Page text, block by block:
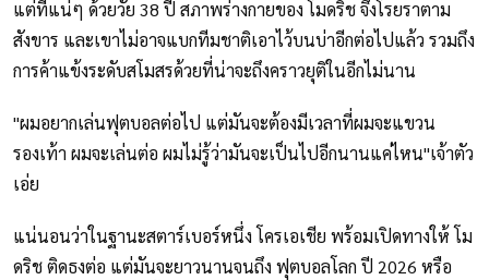
แต่ที่แน่ๆ ด้วยวัย 38 ปี สภาพร่างกายของ โมดริช จึงโรยราตาม
สังขาร และเขาไม่อาจแบกทีมชาติเอาไว้บนบ่าอีกต่อไปแล้ว รวมถึง
การค้าแข้งระดับสโมสรด้วยที่น่าจะถึงคราวยุติในอีกไม่นาน
"ผมอยากเล่นฟุตบอลต่อไป แต่มันจะต้องมีเวลาที่ผมจะแขวน
รองเท้า ผมจะเล่นต่อ ผมไม่รู้ว่ามันจะเป็นไปอีกนานแค่ไหน"เจ้าตัว
เอ่ย
แน่นอนว่าในฐานะสตาร์เบอร์หนึ่ง โครเอเชีย พร้อมเปิดทางให้ โม
ดริช ติดธงต่อ แต่มันจะยาวนานจนถึง ฟุตบอลโลก ปี 2026 หรือ